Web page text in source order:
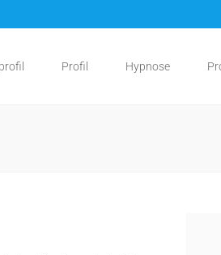
Profil Hypnose